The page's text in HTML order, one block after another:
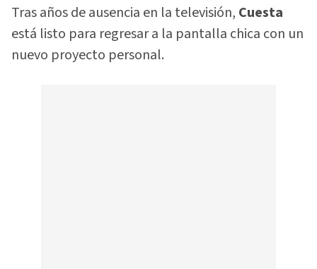
Tras años de ausencia en la televisión, Cuesta
está listo para regresar a la pantalla chica con un
nuevo proyecto personal.